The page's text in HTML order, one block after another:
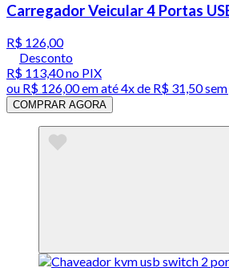
Carregador Veicular 4 Portas
R$ 126,00
Desconto
R$ 113,40no PIX
ou R$ 126,00em até4x de R$ 31,50
COMPRAR AGORA